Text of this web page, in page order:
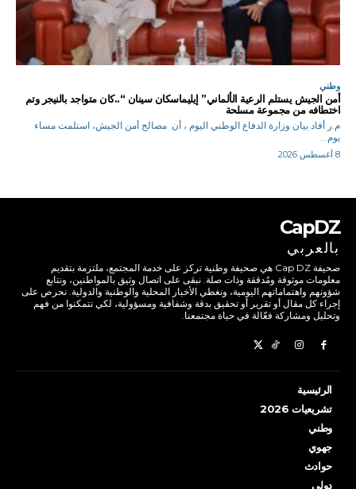
وطني
أمن الجيش يستلم الرعية الألماني” إيليماسكان سينان “..كان متواجد بالنيجر وتم
اختطافه من مجموعة مسلحة
م.ر أفاد بيان وزارة الدفاع الوطني اليوم ، أن مصالح أمن الجيش، استلمت مساء
يوم...
8 أغسطس 2026
CapDZ
بالعربي
صحيفة Cap DZ هي صحيفة وطنية تركز على خدمة المجتمع، ملتزمة بتقديم
معلومات موثوقة ومُدققة وذات صلة. نبقى على اتصال وثيق بالمواطنين، ونتابع
شؤونهم واهتماماتهم اليومية، ونغطي الأخبار المحلية والوطنية والدولية. نحرص على
إجراء كل مقال أو تقرير أو تحقيق بدقة وشفافية ومسؤولية، لكي تتمكنوا من فهم
وتحليل ومشاركة فعّالة في حياة مجتمعنا.
الرئيسية
تشريعيات 2026
وطني
جهوي
حوادث
دولي